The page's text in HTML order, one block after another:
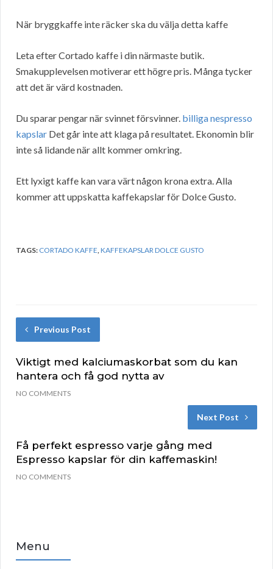
När bryggkaffe inte räcker ska du välja detta kaffe
Leta efter Cortado kaffe i din närmaste butik.
Smakupplevelsen motiverar ett högre pris. Många tycker
att det är värd kostnaden.
Du sparar pengar när svinnet försvinner. billiga nespresso
kapslar Det går inte att klaga på resultatet. Ekonomin blir
inte så lidande när allt kommer omkring.
Ett lyxigt kaffe kan vara värt någon krona extra. Alla
kommer att uppskatta kaffekapslar för Dolce Gusto.
TAGS: CORTADO KAFFE,KAFFEKAPSLAR DOLCE GUSTO
Previous Post
Viktigt med kalciumaskorbat som du kan
hantera och få god nytta av
NO COMMENTS
Next Post
Få perfekt espresso varje gång med
Espresso kapslar för din kaffemaskin!
NO COMMENTS
Menu